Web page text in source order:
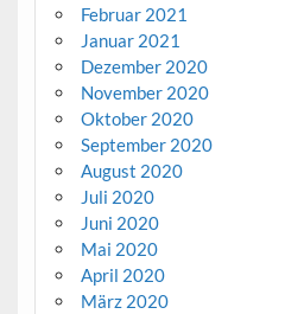
Februar 2021
Januar 2021
Dezember 2020
November 2020
Oktober 2020
September 2020
August 2020
Juli 2020
Juni 2020
Mai 2020
April 2020
März 2020